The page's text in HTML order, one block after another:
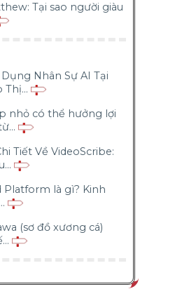
Tại sao người giàu
Nhân Sự AI Tại
Thị...
nhỏ có thể hưởng lợi
Tiết Về VideoScribe:
Platform là gì? Kinh
(sơ đồ xương cá)